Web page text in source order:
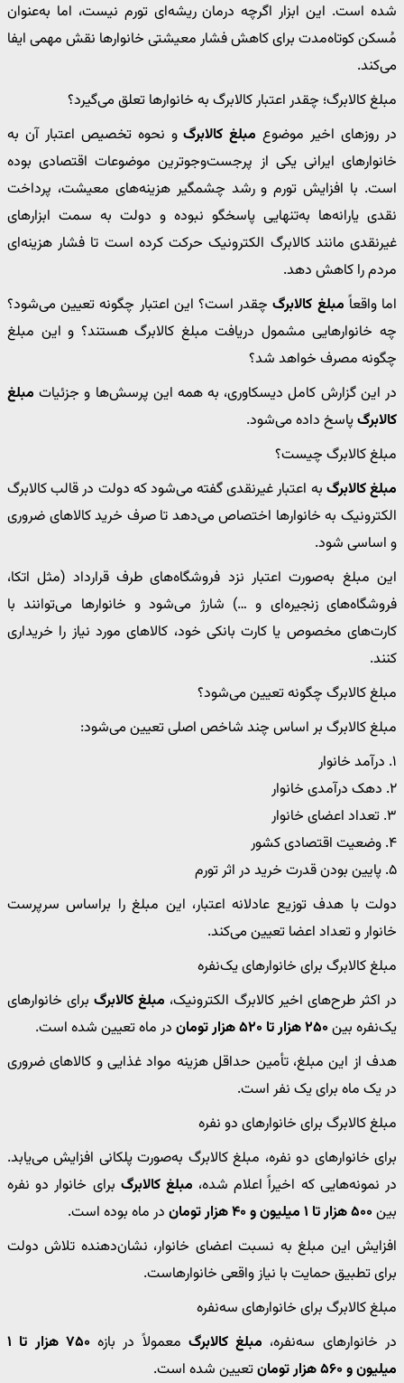
شده است. این ابزار اگرچه درمان ریشه‌ای تورم نیست، اما به‌عنوان
مُسکن کوتاه‌مدت برای کاهش فشار معیشتی خانوارها نقش مهمی ایفا
می‌کند.
مبلغ کالابرگ؛ چقدر اعتبار کالابرگ به خانوارها تعلق می‌گیرد؟
در روزهای اخیر موضوع مبلغ کالابرگو نحوه تخصیص اعتبار آن به
خانوارهای ایرانی یکی از پرجست‌وجوترین موضوعات اقتصادی بوده
است. با افزایش تورم و رشد چشمگیر هزینه‌های معیشت، پرداخت
نقدی یارانه‌ها به‌تنهایی پاسخگو نبوده و دولت به سمت ابزارهای
غیرنقدی مانند کالابرگ الکترونیک حرکت کرده است تا فشار هزینه‌ای
مردم را کاهش دهد.
اما واقعاً مبلغ کالابرگچقدر است؟ این اعتبار چگونه تعیین می‌شود؟
چه خانوارهایی مشمول دریافت مبلغ کالابرگ هستند؟ و این مبلغ
چگونه مصرف خواهد شد؟
در این گزارش کامل دیسکاوری، به همه این پرسش‌ها و جزئیات مبلغ
کالابرگپاسخ داده می‌شود.
مبلغ کالابرگ چیست؟
مبلغ کالابرگ به اعتبار غیرنقدی گفته می‌شود که دولت در قالب کالابرگ
الکترونیک به خانوارها اختصاص می‌دهد تا صرف خرید کالاهای ضروری
و اساسی شود.
این مبلغ به‌صورت اعتبار نزد فروشگاه‌های طرف قرارداد (مثل اتکا،
فروشگاه‌های زنجیره‌ای و …) شارژ می‌شود و خانوارها می‌توانند با
کارت‌های مخصوص یا کارت بانکی خود، کالاهای مورد نیاز را خریداری
کنند.
مبلغ کالابرگ چگونه تعیین می‌شود؟
مبلغ کالابرگ بر اساس چند شاخص اصلی تعیین می‌شود:
۱. درآمد خانوار
۲. دهک درآمدی خانوار
۳. تعداد اعضای خانوار
۴. وضعیت اقتصادی کشور
۵. پایین بودن قدرت خرید در اثر تورم
دولت با هدف توزیع عادلانه اعتبار، این مبلغ را براساس سرپرست
خانوار و تعداد اعضا تعیین می‌کند.
مبلغ کالابرگ برای خانوارهای یک‌نفره
در اکثر طرح‌های اخیر کالابرگ الکترونیک، مبلغ کالابرگبرای خانوارهای
یک‌نفره بین۲۵۰ هزار تا ۵۲۰ هزار تومان
در ماه تعیین شده است.
هدف از این مبلغ، تأمین حداقل هزینه مواد غذایی و کالاهای ضروری
در یک ماه برای یک نفر است.
مبلغ کالابرگ برای خانوارهای دو نفره
برای خانوارهای دو نفره، مبلغ کالابرگ به‌صورت پلکانی افزایش می‌یابد.
در نمونه‌هایی که اخیراً اعلام شده، مبلغ کالابرگ برای خانوار دو نفره
بین۵۰۰ هزار تا ۱ میلیون و ۴۰ هزار تومان
در ماه بوده است.
افزایش این مبلغ به نسبت اعضای خانوار، نشان‌دهنده تلاش دولت
برای تطبیق حمایت با نیاز واقعی خانوارهاست.
مبلغ کالابرگ برای خانوارهای سه‌نفره
در خانوارهای سه‌نفره، مبلغ کالابرگ معمولاً در بازه
۷۵۰ هزار تا ۱
میلیون و ۵۶۰ هزار تومان
تعیین شده است.